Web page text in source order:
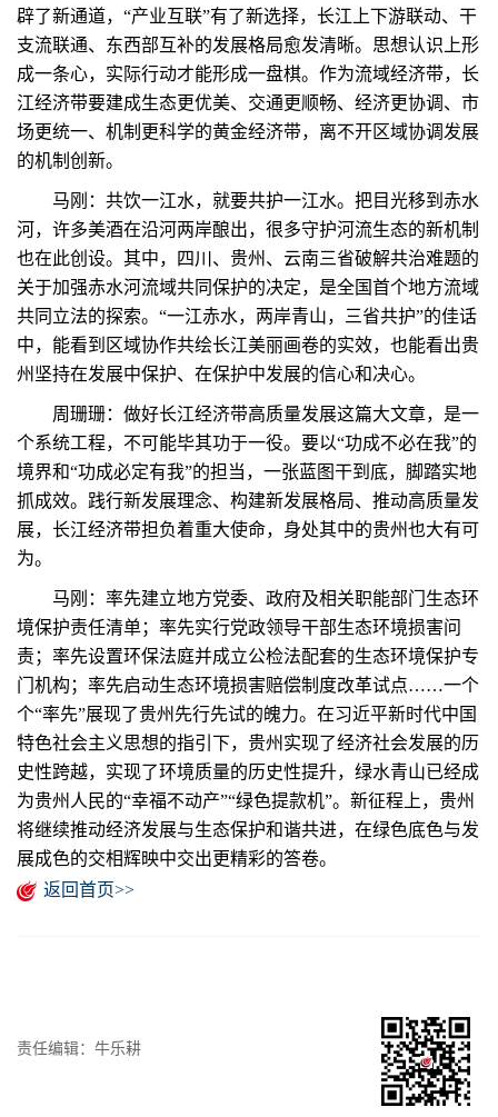
辟了新通道，“产业互联”有了新选择，长江上下游联动、干
支流联通、东西部互补的发展格局愈发清晰。思想认识上形
成一条心，实际行动才能形成一盘棋。作为流域经济带，长
江经济带要建成生态更优美、交通更顺畅、经济更协调、市
场更统一、机制更科学的黄金经济带，离不开区域协调发展
的机制创新。
马刚：共饮一江水，就要共护一江水。把目光移到赤水
河，许多美酒在沿河两岸酿出，很多守护河流生态的新机制
也在此创设。其中，四川、贵州、云南三省破解共治难题的
关于加强赤水河流域共同保护的决定，是全国首个地方流域
共同立法的探索。“一江赤水，两岸青山，三省共护”的佳话
中，能看到区域协作共绘长江美丽画卷的实效，也能看出贵
州坚持在发展中保护、在保护中发展的信心和决心。
周珊珊：做好长江经济带高质量发展这篇大文章，是一
个系统工程，不可能毕其功于一役。要以“功成不必在我”的
境界和“功成必定有我”的担当，一张蓝图干到底，脚踏实地
抓成效。践行新发展理念、构建新发展格局、推动高质量发
展，长江经济带担负着重大使命，身处其中的贵州也大有可
为。
马刚：率先建立地方党委、政府及相关职能部门生态环
境保护责任清单；率先实行党政领导干部生态环境损害问
责；率先设置环保法庭并成立公检法配套的生态环境保护专
门机构；率先启动生态环境损害赔偿制度改革试点……一个
个“率先”展现了贵州先行先试的魄力。在习近平新时代中国
特色社会主义思想的指引下，贵州实现了经济社会发展的历
史性跨越，实现了环境质量的历史性提升，绿水青山已经成
为贵州人民的“幸福不动产”“绿色提款机”。新征程上，贵州
将继续推动经济发展与生态保护和谐共进，在绿色底色与发
展成色的交相辉映中交出更精彩的答卷。
返回首页>>
责任编辑：牛乐耕